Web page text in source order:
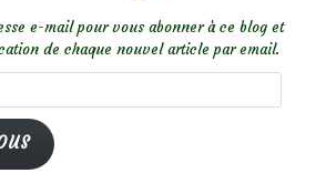
e-mail pour vous abonner à ce blog et
de chaque nouvel article par email.